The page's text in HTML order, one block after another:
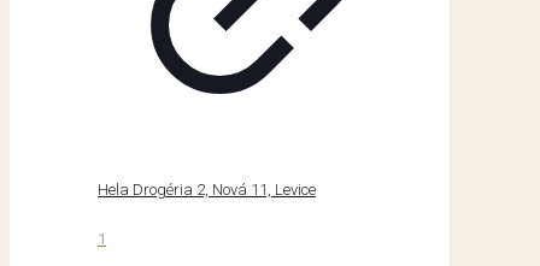
Hela Drogéria 2, Nová 11, Levice
1